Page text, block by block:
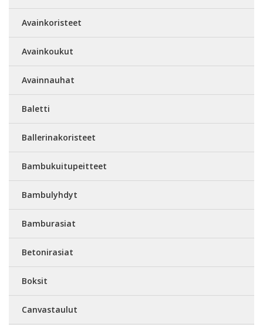
Avainkoristeet
Avainkoukut
Avainnauhat
Baletti
Ballerinakoristeet
Bambukuitupeitteet
Bambulyhdyt
Bamburasiat
Betonirasiat
Boksit
Canvastaulut